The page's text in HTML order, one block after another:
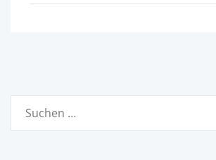
Suchen